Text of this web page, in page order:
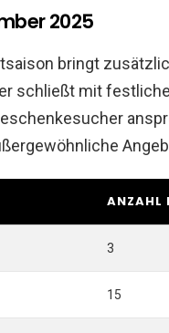
2025
bringt
schließt mit
ANZAHL
3
15